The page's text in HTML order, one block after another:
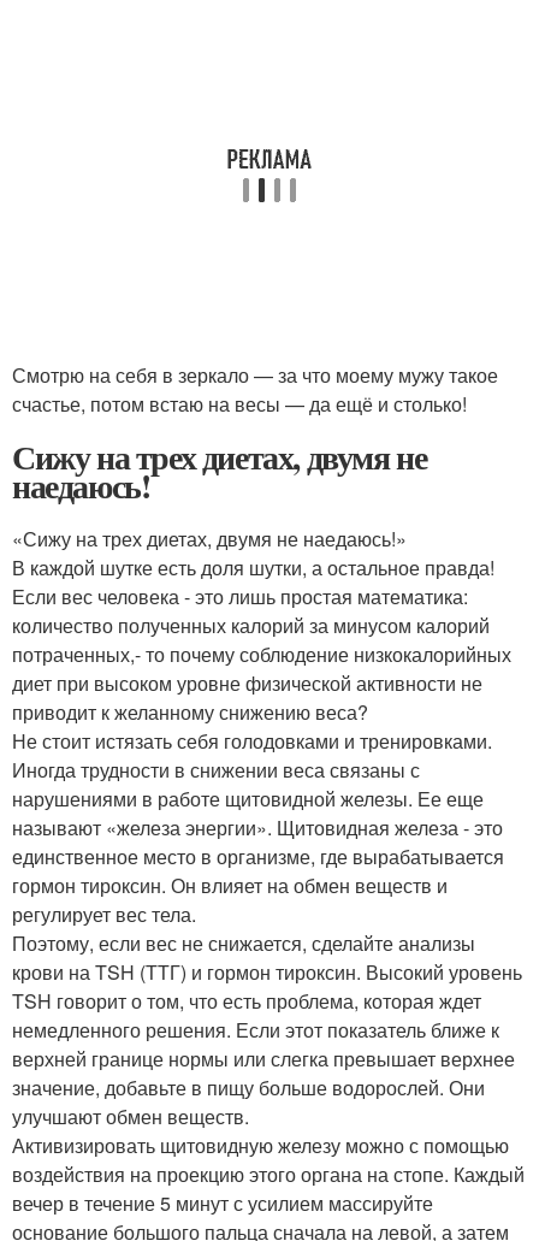
Смотрю на себя в зеркало — за что моему мужу такое
счастье, потом встаю на весы — да ещё и столько!
Сижу на трех диетах, двумя не
наедаюсь!
«Сижу на трех диетах, двумя не наедаюсь!»
В каждой шутке есть доля шутки, а остальное правда!
Если вес человека - это лишь простая математика:
количество полученных калорий за минусом калорий
потраченных,- то почему соблюдение низкокалорийных
диет при высоком уровне физической активности не
приводит к желанному снижению веса?
Не стоит истязать себя голодовками и тренировками.
Иногда трудности в снижении веса связаны с
нарушениями в работе щитовидной железы. Ее еще
называют «железа энергии». Щитовидная железа - это
единственное место в организме, где вырабатывается
гормон тироксин. Он влияет на обмен веществ и
регулирует вес тела.
Поэтому, если вес не снижается, сделайте анализы
крови на TSH (ТТГ) и гормон тироксин. Высокий уровень
TSH говорит о том, что есть проблема, которая ждет
немедленного решения. Если этот показатель ближе к
верхней границе нормы или слегка превышает верхнее
значение, добавьте в пищу больше водорослей. Они
улучшают обмен веществ.
Активизировать щитовидную железу можно с помощью
воздействия на проекцию этого органа на стопе. Каждый
вечер в течение 5 минут с усилием массируйте
основание большого пальца сначала на левой, а затем